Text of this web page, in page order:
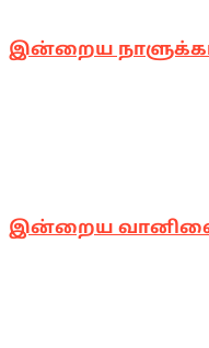
இன்றைய
இன்றைய வானிலை